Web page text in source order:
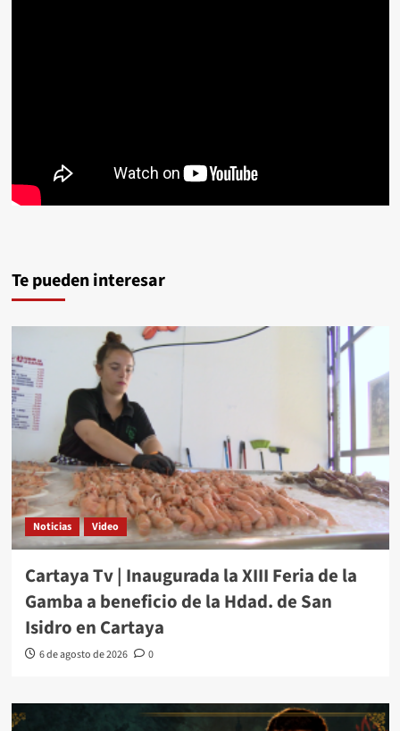
Te pueden interesar
Noticias Video
Cartaya Tv | Inaugurada la XIII Feria de la
Gamba a beneficio de la Hdad. de San
Isidro en Cartaya
6 de agosto de 2026 0